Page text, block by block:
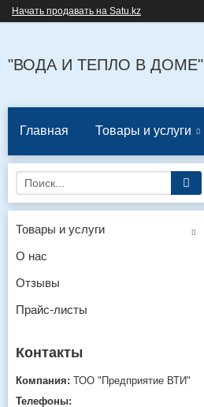
Начать продавать на Satu.kz
"ВОДА И ТЕПЛО В ДОМЕ"
Главная Товары и услуги
Товары и услуги
О нас
Отзывы
Прайс-листы
ТОО "Предприятие ВТИ"